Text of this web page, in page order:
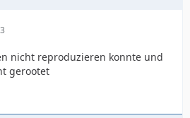
nicht reproduzieren konnte und
gerootet